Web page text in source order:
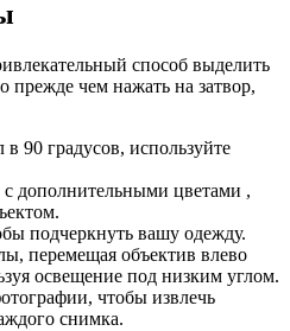
способ выделить
чем нажать на затвор,
90 градусов, используйте
дополнительными цветами ,
подчеркнуть вашу одежду.
перемещая объектив влево
освещение под низким углом.
чтобы извлечь
снимка.